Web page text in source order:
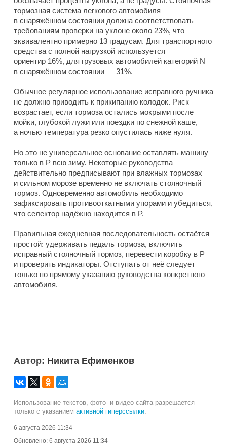
тормозная система легкового автомобиля
в снаряжённом состоянии должна соответствовать
требованиям проверки на уклоне около 23%, что
эквивалентно примерно 13 градусам. Для транспортного
средства с полной нагрузкой используется
ориентир 16%, для грузовых автомобилей категорий N
в снаряжённом состоянии — 31%.
Обычное регулярное использование исправного ручника
не должно приводить к прикипанию колодок. Риск
возрастает, если тормоза остались мокрыми после
мойки, глубокой лужи или поездки по снежной каше,
а ночью температура резко опустилась ниже нуля.
Но это не универсальное основание оставлять машину
только в P всю зиму. Некоторые руководства
действительно предписывают при влажных тормозах
и сильном морозе временно не включать стояночный
тормоз. Одновременно автомобиль необходимо
зафиксировать противооткатными упорами и убедиться,
что селектор надёжно находится в P.
Правильная ежедневная последовательность остаётся
простой: удерживать педаль тормоза, включить
исправный стояночный тормоз, перевести коробку в P
и проверить индикаторы. Отступать от неё следует
только по прямому указанию руководства конкретного
автомобиля.
Автор: Никита Ефименков
Использование текстов, фото- и видео сайта разрешается
только с указанием активной гиперссылки.
6 августа 2026 11:34
Обновлено: 6 августа 2026 11:34